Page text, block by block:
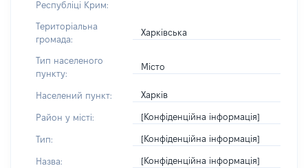
Республіці Крим:
Територіальна
громада:
Харківська
Тип населеного
пункту:
Місто
Населений пункт: Харків
Район у місті: [Конфіденційна інформація]
Тип: [Конфіденційна інформація]
Назва: [Конфіденційна інформація]